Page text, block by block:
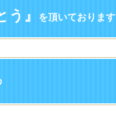
う』 を頂いております